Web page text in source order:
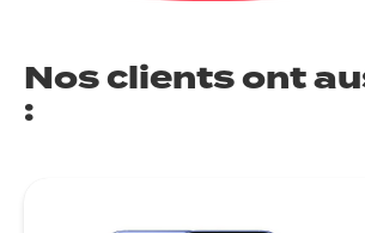
Nos clients ont
: